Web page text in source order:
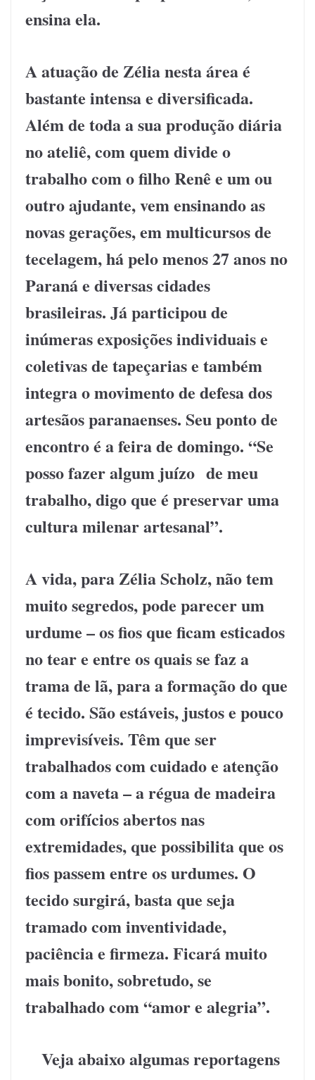
ensina ela.
A atuação de Zélia nesta área é
bastante intensa e diversificada.
Além de toda a sua produção diária
no ateliê, com quem divide o
trabalho com o filho Renê e um ou
outro ajudante, vem ensinando as
novas gerações, em multicursos de
tecelagem, há pelo menos 27 anos no
Paraná e diversas cidades
brasileiras. Já participou de
inúmeras exposições individuais e
coletivas de tapeçarias e também
integra o movimento de defesa dos
artesãos paranaenses. Seu ponto de
encontro é a feira de domingo. “Se
posso fazer algum juízo de meu
trabalho, digo que é preservar uma
cultura milenar artesanal”.
A vida, para Zélia Scholz, não tem
muito segredos, pode parecer um
urdume – os fios que ficam esticados
no tear e entre os quais se faz a
trama de lã, para a formação do que
é tecido. São estáveis, justos e pouco
imprevisíveis. Têm que ser
trabalhados com cuidado e atenção
com a naveta – a régua de madeira
com orifícios abertos nas
extremidades, que possibilita que os
fios passem entre os urdumes. O
tecido surgirá, basta que seja
tramado com inventividade,
paciência e firmeza. Ficará muito
mais bonito, sobretudo, se
trabalhado com “amor e alegria”.
Veja abaixo algumas reportagens